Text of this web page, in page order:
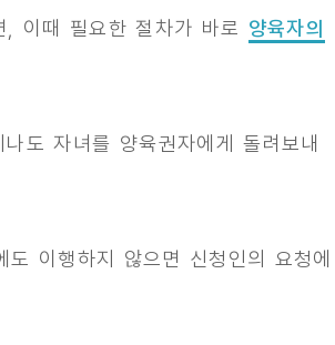
이때 필요한 절차가 바로 양육자의
도 자녀를 양육권자에게 돌려보내
이행하지 않으면 신청인의 요청에